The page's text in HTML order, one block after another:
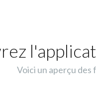
Voici un aperçu